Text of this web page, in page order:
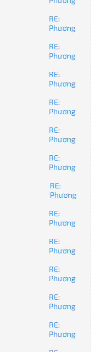
RE:
Phương
RE:
Phương
RE:
Phương
RE:
Phương
RE:
Phương
RE:
Phương
RE:
Phương
RE:
Phương
RE:
Phương
RE:
Phương
RE:
Phương
RE:
Phương